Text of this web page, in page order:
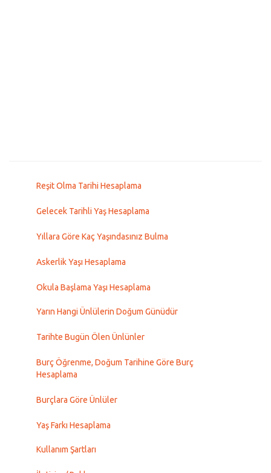
Reşit Olma Tarihi Hesaplama
Gelecek Tarihli Yaş Hesaplama
Yıllara Göre Kaç Yaşındasınız Bulma
Askerlik Yaşı Hesaplama
Okula Başlama Yaşı Hesaplama
Yarın Hangi Ünlülerin Doğum Günüdür
Tarihte Bugün Ölen Ünlünler
Burç Öğrenme, Doğum Tarihine Göre Burç
Hesaplama
Burçlara Göre Ünlüler
Yaş Farkı Hesaplama
Kullanım Şartları